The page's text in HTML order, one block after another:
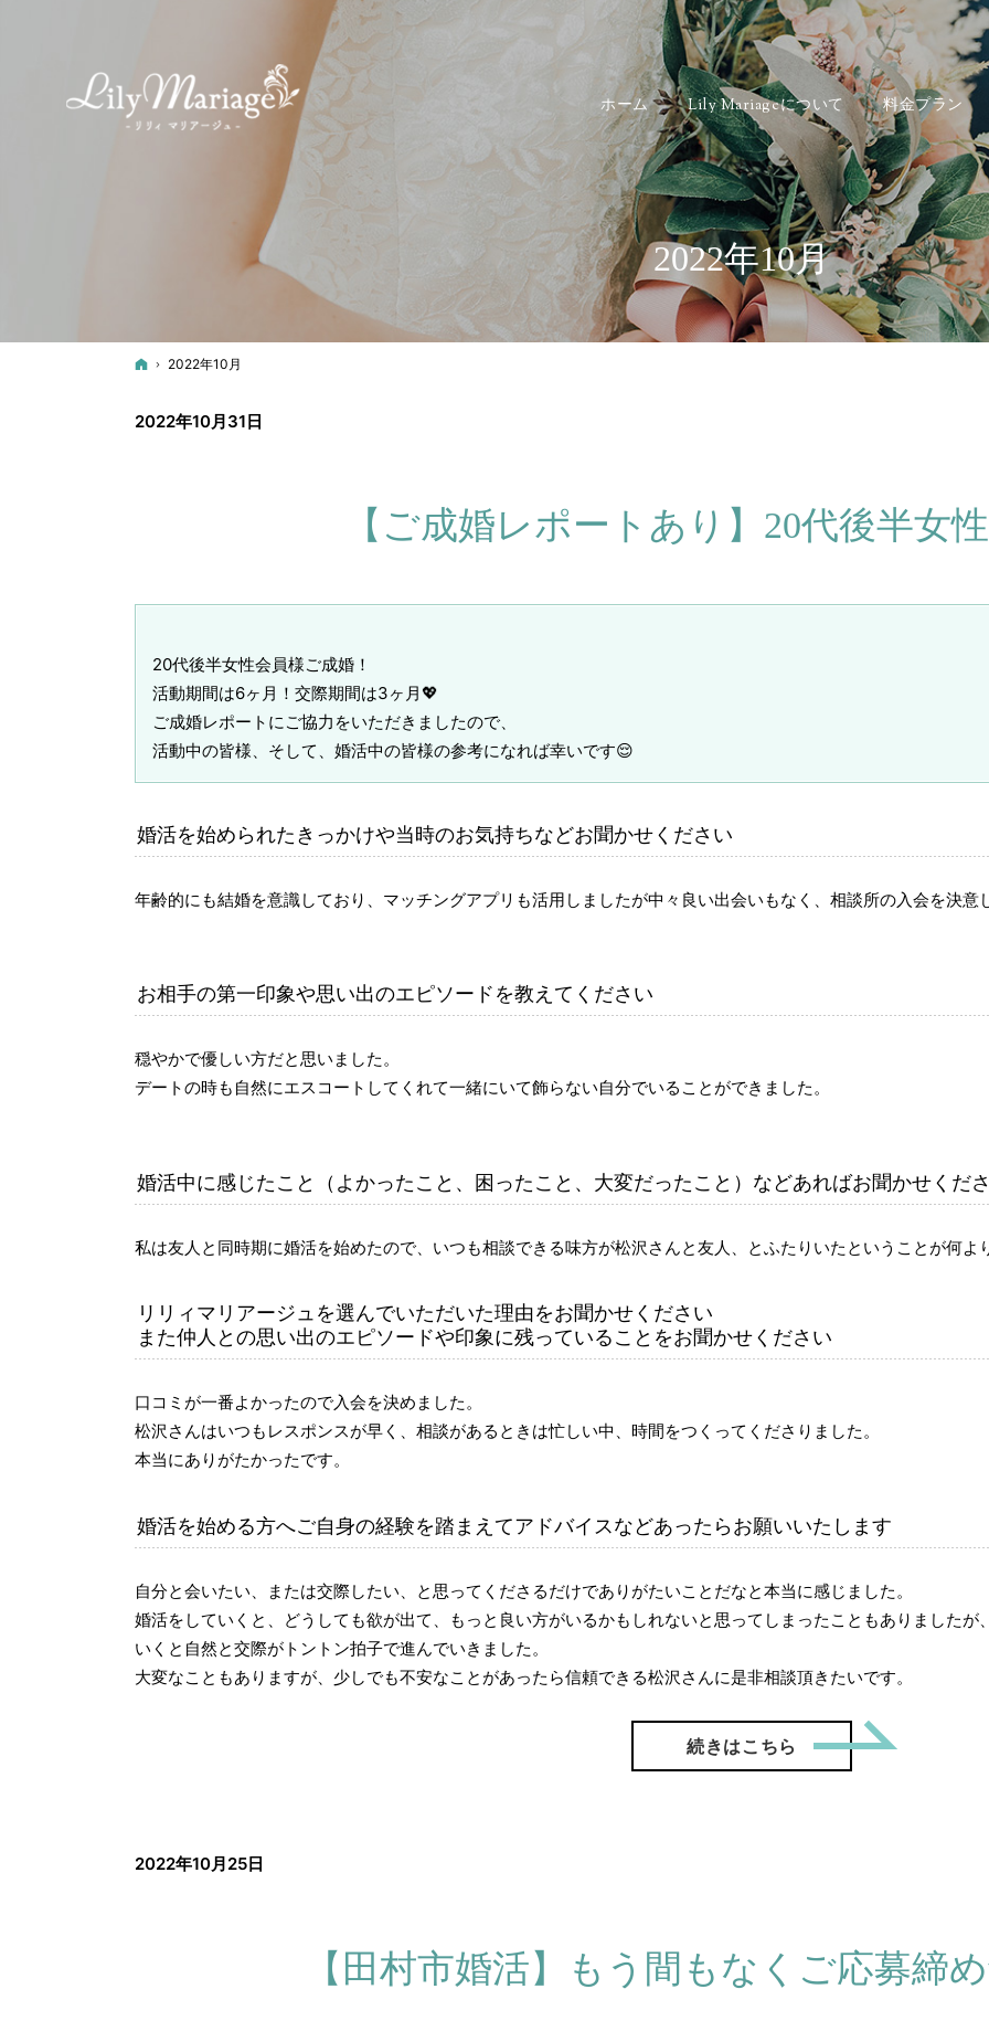
2022年10月
ホーム
2022年10月
2022年10月31日
【ご成婚レポートあり】20代後半女
20代後半女性会員様ご成婚！
活動期間は6ヶ月！交際期間は3ヶ月💖
ご成婚レポートにご協力をいただきましたので、
活動中の皆様、そして、婚活中の皆様の参考になれば幸いです😌
婚活を始められたきっかけや当時のお気持ちなどお聞かせください
年齢的にも結婚を意識しており、マッチングアプリも活用しましたが中々良い出会いもなく、相談所の入会を決意
お相手の第一印象や思い出のエピソードを教えてください
穏やかで優しい方だと思いました。
デートの時も自然にエスコートしてくれて一緒にいて飾らない自分でいることができました。
婚活中に感じたこと（よかったこと、困ったこと、大変だったこと）などあればお聞かせくだ
私は友人と同時期に婚活を始めたので、いつも相談できる味方が松沢さんと友人、とふたりいたということが何よ
リリィマリアージュを選んでいただいた理由をお聞かせください
また仲人との思い出のエピソードや印象に残っていることをお聞かせください
口コミが一番よかったので入会を決めました。
松沢さんはいつもレスポンスが早く、相談があるときは忙しい中、時間をつくってくださりました。
本当にありがたかったです。
婚活を始める方へご自身の経験を踏まえてアドバイスなどあったらお願いいたします
自分と会いたい、または交際したい、と思ってくださるだけでありがたいことだなと本当に感じました。
婚活をしていくと、どうしても欲が出て、もっと良い方がいるかもしれないと思ってしまったこともありました
いくと自然と交際がトントン拍子で進んでいきました。
大変なこともありますが、少しでも不安なことがあったら信頼できる松沢さんに是非相談頂きたいです。
続きはこちら
2022年10月25日
【田村市婚活】もう間もなくご応募締
ホーム Lily Mariageについて 料金プラン